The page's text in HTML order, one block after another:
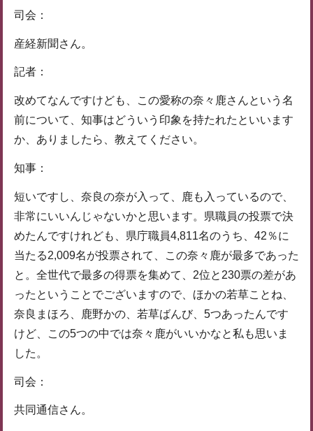
司会：
産経新聞さん。
記者：
改めてなんですけども、この愛称の奈々鹿さんという名
前について、知事はどういう印象を持たれたといいます
か、ありましたら、教えてください。
知事：
短いですし、奈良の奈が入って、鹿も入っているので、
非常にいいんじゃないかと思います。県職員の投票で決
めたんですけれども、県庁職員4,811名のうち、42％に
当たる2,009名が投票されて、この奈々鹿が最多であった
と。全世代で最多の得票を集めて、2位と230票の差があ
ったということでございますので、ほかの若草ことね、
奈良まほろ、鹿野かの、若草ばんび、5つあったんです
けど、この5つの中では奈々鹿がいいかなと私も思いま
した。
司会：
共同通信さん。